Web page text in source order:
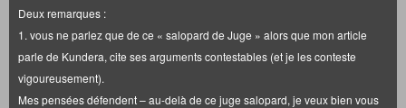
Deux remarques :
1. vous ne parlez que de ce « salopard de Juge » alors que mon article
parle de Kundera, cite ses arguments contestables (et je les conteste
vigoureusement).
Mes pensées défendent – au-delà de ce juge salopard, je veux bien vous